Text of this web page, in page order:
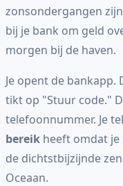
zonsondergangen
bij je bank om geld
morgen bij de haven.
Je opent de bankapp.
tikt op "Stuur code."
telefoonnummer. Je
bereik heeft omdat
de dichtstbijzijnde
Oceaan.